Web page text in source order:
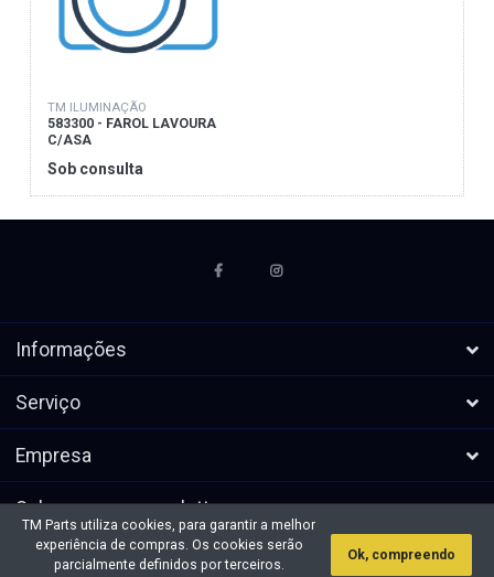
TM ILUMINAÇÃO
583300 - FAROL LAVOURA
C/ASA
Sob consulta
Informações
Serviço
Empresa
Subscrever a newsletters
* Todos os preços excl. IVA, mais
Direitos de autor &cópia; 2026 TM
TM Parts utiliza cookies, para garantir a melhor
experiência de compras. Os cookies serão
parcialmente definidos por terceiros.
Ok, compreendo